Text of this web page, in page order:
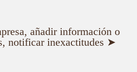
añadir información o
notificar inexactitudes ➤